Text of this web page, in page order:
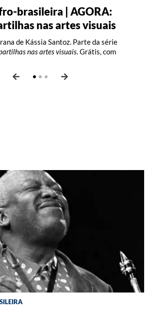
brasileira | AGORA:
nas artes visuais
de Kássia Santoz. Parte da série
nas artes visuais. Grátis, com
– Turma A
Vagas limitadas.
(2026)
Yamauchi. Vagas limitadas.